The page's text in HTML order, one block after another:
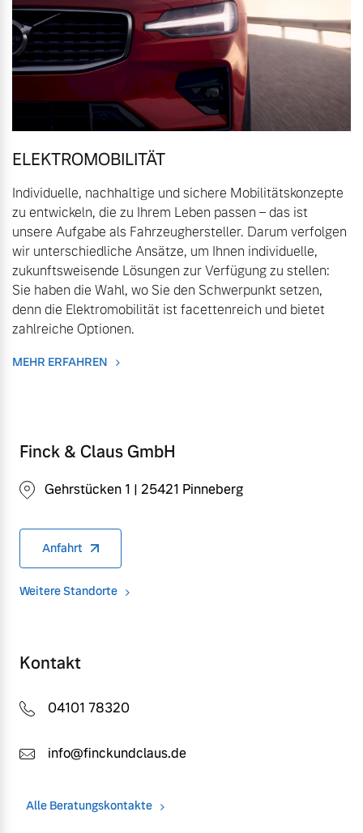
Volvo Selekt
Gebrauchtwagen
Die Neuwagenalternative
Mehr erfahren
Editionsmodelle
Jetzt kennenlernen
Mehr erfahren
Frühjahrscheck
Entdecken Sie unsere
saisonalen Angebote.
Mehr erfahren
Finanzierung & Leasing
Versicherung
ELEKTROMOBILITÄT
Individuelle, nachhaltige und sichere Mobilitätskonzepte
zu entwickeln, die zu Ihrem Leben passen – das ist
unsere Aufgabe als Fahrzeughersteller. Darum verfolgen
wir unterschiedliche Ansätze, um Ihnen individuelle,
zukunftsweisende Lösungen zur Verfügung zu stellen:
Sie haben die Wahl, wo Sie den Schwerpunkt setzen,
denn die Elektromobilität ist facettenreich und bietet
zahlreiche Optionen.
MEHR ERFAHREN
Finck & Claus GmbH
Gehrstücken 1 | 25421 Pinneberg
Anfahrt
Weitere Standorte
Kontakt
04101 78320
info@finckundclaus.de
Alle Beratungskontakte